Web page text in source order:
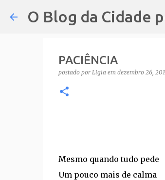
O Blog da Cidade
PACIÊNCIA
postado por Ligia em dezembro 26,
Mesmo quando tudo pede
Um pouco mais de calma